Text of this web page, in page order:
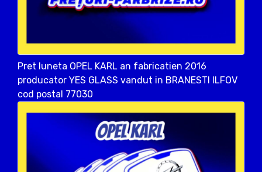
Pret luneta OPEL KARL an fabricatien 2016
producator YES GLASS vandut in BRANESTI ILFOV
cod postal 77030